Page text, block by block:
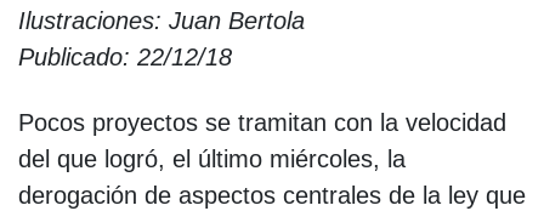
Ilustraciones: Juan Bertola
Publicado: 22/12/18
Pocos proyectos se tramitan con la velocidad
del que logró, el último miércoles, la
derogación de aspectos centrales de la ley que